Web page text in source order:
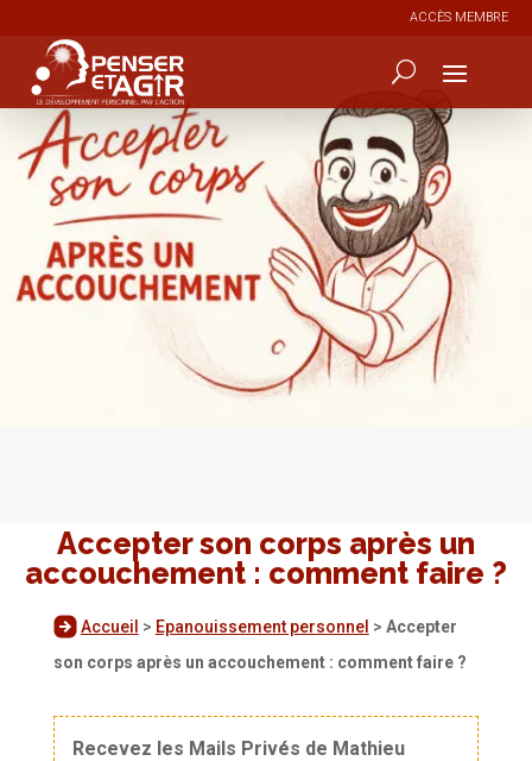
ACCÈS MEMBRE
Accepter son corps après un
accouchement : comment faire ?
Accueil > Epanouissement personnel > Accepter
son corps après un accouchement : comment faire ?
Recevez les Mails Privés de Mathieu